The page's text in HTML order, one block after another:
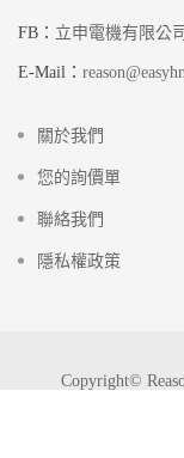
FB： 立申電機有限公
E-Mail：
關於我們
您的詢價單
聯絡我們
隱私權政策
Copyright©